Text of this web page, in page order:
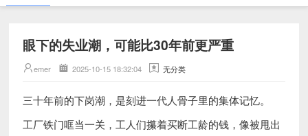
眼下的失业潮，可能比30年前更严重
emer 2025-10-15 18:32:04 无分类
三十年前的下岗潮，是刻进一代人骨子里的集体记忆。
工厂铁门哐当一关，工人们攥着买断工龄的钱，像被甩出